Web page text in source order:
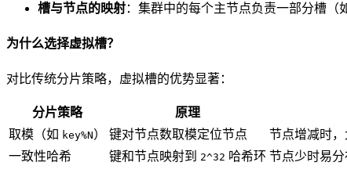
槽与节点的映射：集群中的每个主节点负责一部分槽（
为什么选择虚拟槽？
对比传统分片策略，虚拟槽的优势显著：
分片策略 原理
取模（如 key%N） 键对节点数取模定位节点 节点增减时，
一致性哈希
键和节点映射到 2^32 哈希环 节点少时易